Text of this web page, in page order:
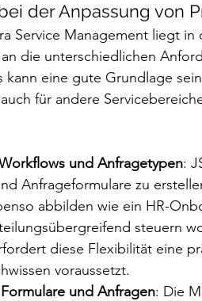
der Anpassung von
Service Management liegt
die unterschiedlichen
kann eine gute Grundlage
für andere
und Anfragetypen:
Anfrageformulare zu
abbilden wie ein HR-
steuern
diese Flexibilität eine
voraussetzt.
und Anfragen: Die